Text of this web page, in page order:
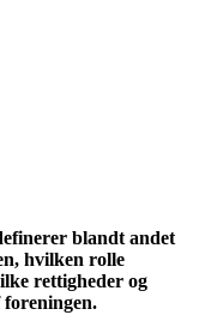
blandt andet
hvilken rolle
rettigheder og
foreningen.